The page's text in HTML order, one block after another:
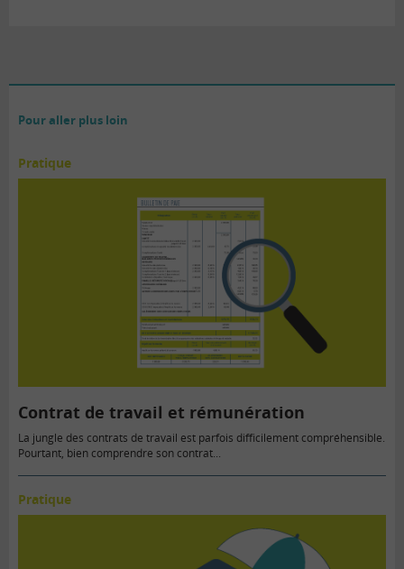
Pour aller plus loin
Pratique
Contrat de travail et rémunération
La jungle des contrats de travail est parfois difficilement compréhensible.
Pourtant, bien comprendre son contrat...
Pratique